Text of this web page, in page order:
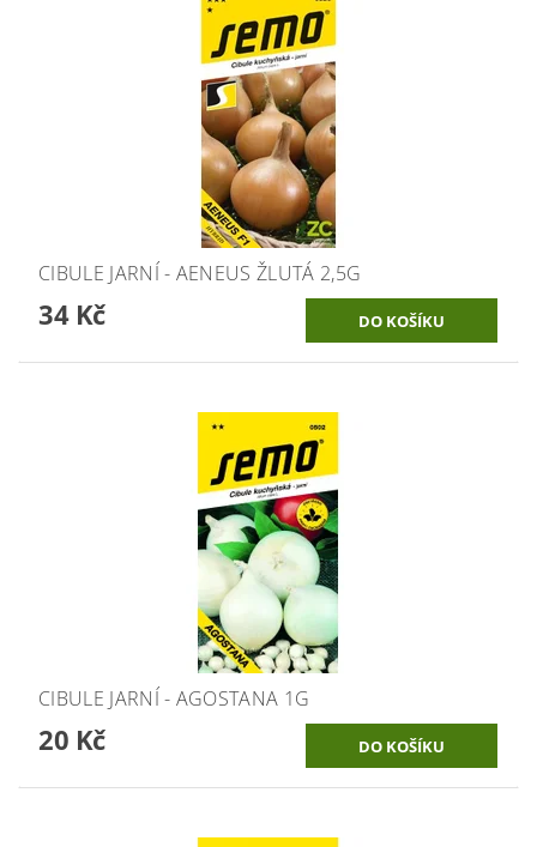
CIBULE JARNÍ - AENEUS ŽLUTÁ 2,5G
34 Kč
CIBULE JARNÍ - AGOSTANA 1G
20 Kč